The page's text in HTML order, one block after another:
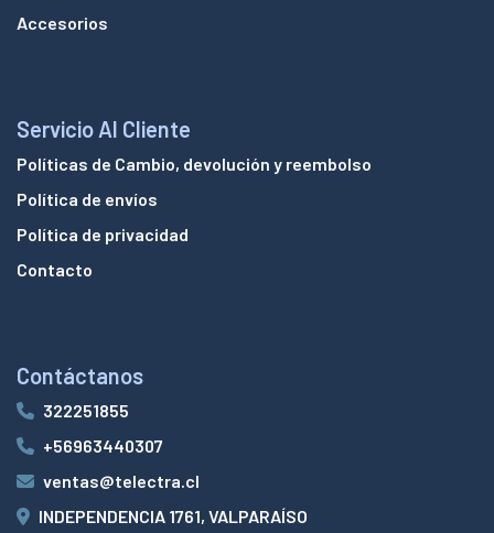
Accesorios
Servicio Al Cliente
Políticas de Cambio, devolución y reembolso
Política de envíos
Política de privacidad
Contacto
Contáctanos
322251855
+56963440307
ventas@telectra.cl
INDEPENDENCIA 1761, VALPARAÍSO